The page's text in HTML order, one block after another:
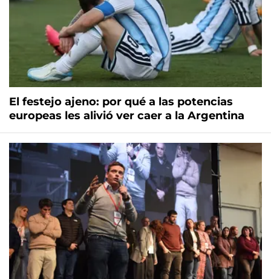
El festejo ajeno: por qué a las potencias
europeas les alivió ver caer a la Argentina